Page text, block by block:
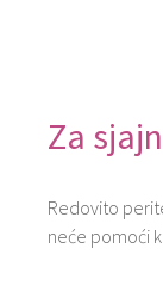
Za
Redovito
neće pomoći